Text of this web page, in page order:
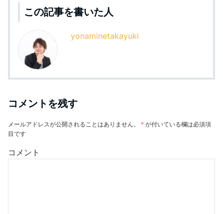
この記事を書いた人
yonaminetakayuki
コメントを残す
メールアドレスが公開されることはありません。 * が付いている欄は必須項
目です
コメント